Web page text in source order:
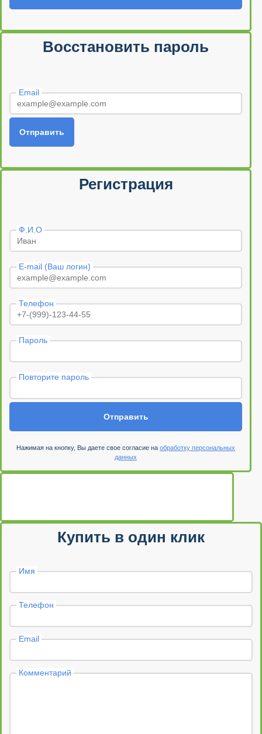
Восстановить пароль
Email
Отправить
Регистрация
Ф.И.О
E-mail (Ваш логин)
Телефон
Пароль
Повторите пароль
Отправить
Нажимая на кнопку, Вы даете свое согласие на обработку персональных
данных
Купить в один клик
Имя
Телефон
Email
Комментарий